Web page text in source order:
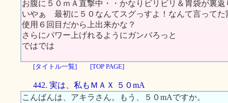
お腹に５０ｍＡ直撃中・・かなりビリビリ＆胃袋が裏返
いやぁ 最初に５０なんてスグっすよ！なんて言って
使用６回目だから上出来かな？
さらにパワー上げれるようにガンバろっと
ではでは
[タイトル一覧] [TOP PAGE]
442. 実は、私もＭＡＸ ５０mA
こんばんは、アキラさん。もう、５０mAですか。